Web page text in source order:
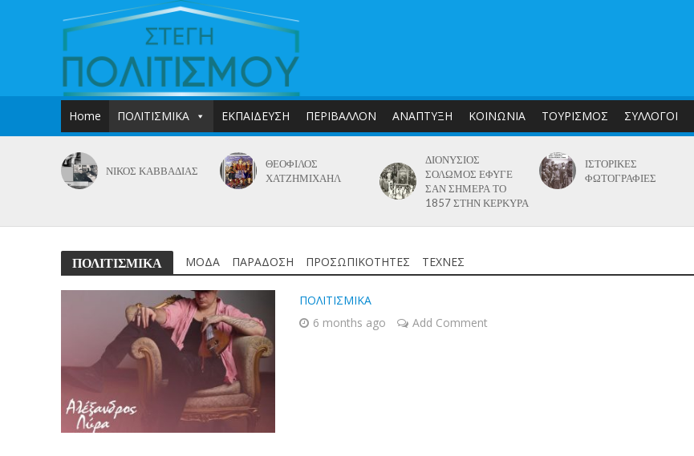
Home ΠΟΛΙΤΙΣΜΙΚΑ ΕΚΠΑΙΔΕΥΣΗ ΠΕΡΙΒΑΛΛΟΝ ΑΝΑΠΤΥΞΗ ΚΟΙΝΩΝΙΑ ΤΟΥΡΙΣΜΟΣ ΣΥΛΛΟΓΟΙ
ΝΙΚΟΣ ΚΑΒΒΑΔΙΑΣ
ΘΕΟΦΙΛΟΣ
ΧΑΤΖΗΜΙΧΑΗΛ
ΔΙΟΝΥΣΙΟΣ
ΣΟΛΩΜΟΣ ΕΦΥΓΕ
ΣΑΝ ΣΗΜΕΡΑ ΤΟ
1857 ΣΤΗΝ ΚΕΡΚΥΡΑ
ΙΣΤΟΡΙΚΕΣ
ΦΩΤΟΓΡΑΦΙΕΣ
ΠΟΛΙΤΙΣΜΙΚΑ ΜΟΔΑ ΠΑΡΑΔΟΣΗ ΠΡΟΣΩΠΙΚΟΤΗΤΕΣ ΤΕΧΝΕΣ
ΠΟΛΙΤΙΣΜΙΚΑ
6 months ago
Add Comment